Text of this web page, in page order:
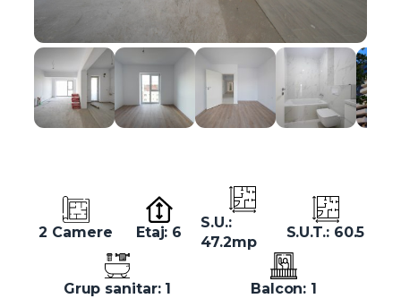
2 Camere Etaj: 6
S.U.:
47.2mp
S.U.T.: 60.5
Grup sanitar: 1 Balcon: 1